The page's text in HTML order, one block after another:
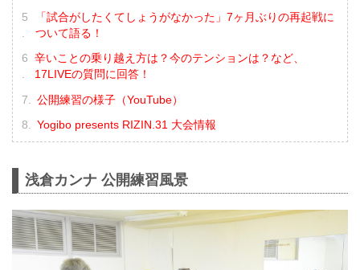
「試合がしたくてしょうがなかった」7ヶ月ぶりの再起戦に
ついて語る！
辛いことの乗り越え方は？今のテンションは？など、
17LIVEの質問に回答！
公開練習の様子（YouTube）
Yogibo presents RIZIN.31 大会情報
浅倉カンナ 公開練習風景